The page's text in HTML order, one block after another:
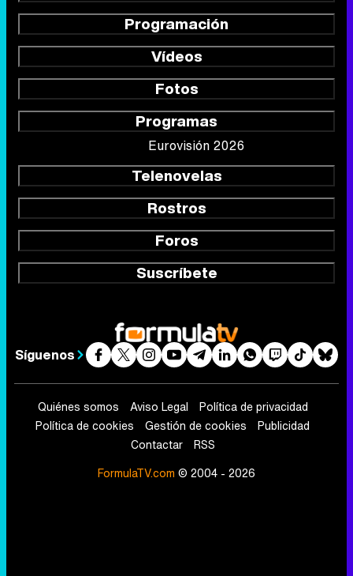
Programación
Vídeos
Fotos
Programas
Eurovisión 2026
Telenovelas
Rostros
Foros
Suscríbete
Síguenos
Quiénes somos Aviso Legal
Política de privacidad
Política de cookies
Gestión de cookies
Publicidad
Contactar
RSS
FormulaTV.com © 2004 - 2026